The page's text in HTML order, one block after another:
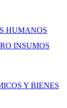
HUMANOS
INSUMOS
Y BIENES